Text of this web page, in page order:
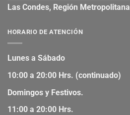
Las Condes, Región Metropolitana
HORARIO DE ATENCIÓN
Lunes a Sábado
10:00 a 20:00 Hrs. (continuado)
Domingos y Festivos.
11:00 a 20:00 Hrs.